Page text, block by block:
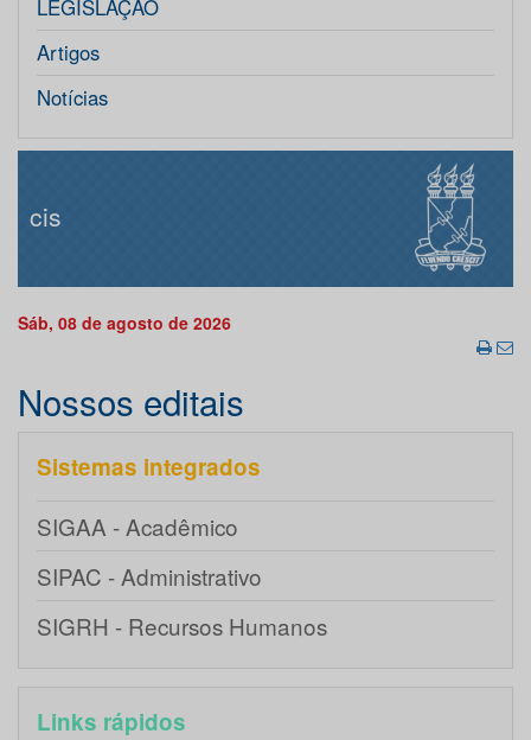
LEGISLAÇÃO
Artigos
Notícias
cis
Sáb, 08 de agosto de 2026
Nossos editais
Sistemas integrados
SIGAA - Acadêmico
SIPAC - Administrativo
SIGRH - Recursos Humanos
Links rápidos